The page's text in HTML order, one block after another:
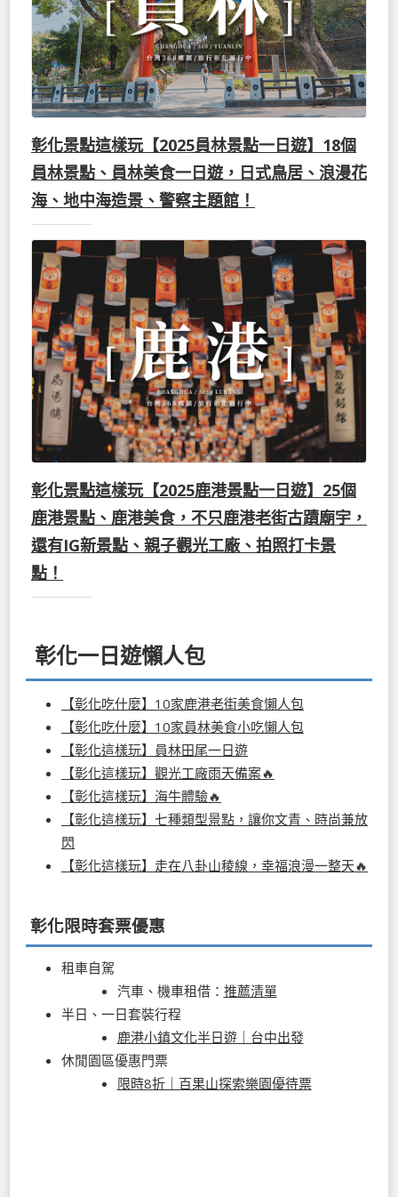
彰化景點這樣玩【2025員林景點一日遊】18個
員林景點、員林美食一日遊，日式鳥居、浪漫花
海、地中海造景、警察主題館！
彰化景點這樣玩【2025鹿港景點一日遊】25個
鹿港景點、鹿港美食，不只鹿港老街古蹟廟宇，
還有IG新景點、親子觀光工廠、拍照打卡景
點！
彰化一日遊懶人包
【彰化吃什麼】10家鹿港老街美食懶人包
【彰化吃什麼】10家員林美食小吃懶人包
【彰化這樣玩】員林田尾一日遊
【彰化這樣玩】觀光工廠雨天備案🔥
【彰化這樣玩】海牛體驗🔥
【彰化這樣玩】七種類型景點，讓你文青、時尚兼放
閃
【彰化這樣玩】走在八卦山稜線，幸福浪漫一整天🔥
彰化限時套票優惠
租車自駕
汽車、機車租借： 推薦清單
半日、一日套裝行程
鹿港小鎮文化半日遊｜台中出發
休閒園區優惠門票
限時8折｜百果山探索樂園優待票